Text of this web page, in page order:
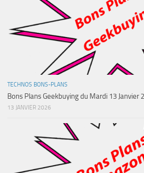
TECHNOS BONS-PLANS
Bons Plans Geekbuying du Mardi 13 Janvier
13 JANVIER 2026